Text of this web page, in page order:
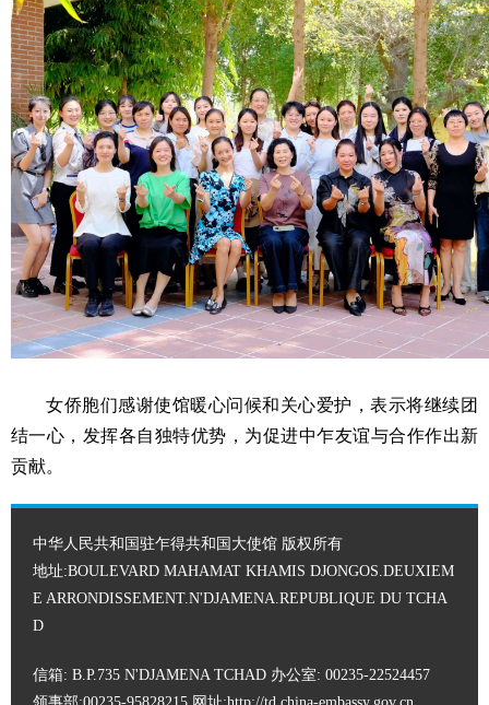
女侨胞们感谢使馆暖心问候和关心爱护，表示将继续团
结一心，发挥各自独特优势，为促进中乍友谊与合作作出新
贡献。
中华人民共和国驻乍得共和国大使馆 版权所有
地址:BOULEVARD MAHAMAT KHAMIS DJONGOS.DEUXIEM
E ARRONDISSEMENT.N'DJAMENA.REPUBLIQUE DU TCHA
D
信箱: B.P.735 N'DJAMENA TCHAD 办公室: 00235-22524457